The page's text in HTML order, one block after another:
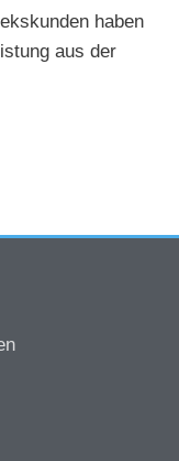
haben
aus der